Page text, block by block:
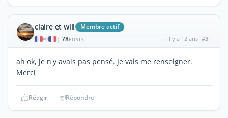
claire et will Membre actif
| 78POSTS il y a 12 ans #3
ah ok, je n'y avais pas pensé. Je vais me renseigner.
Merci
Réagir Répondre